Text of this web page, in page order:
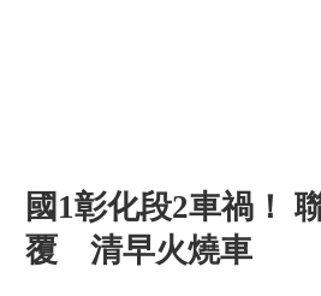
國1彰化段2車禍！
覆 清早火燒車